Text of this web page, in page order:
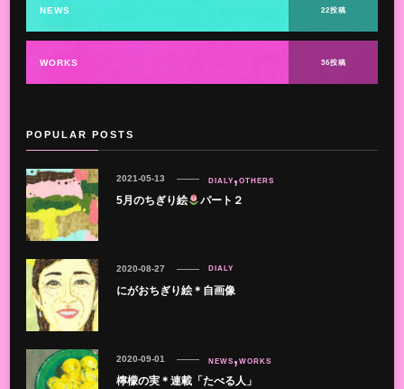
NEWS 22投稿
WORKS 36投稿
POPULAR POSTS
DIALY OTHERS
5月のちぎり絵 パート２
2021-05-13
DIALY
にがおちぎり絵＊自画像
2020-08-27
NEWS WORKS
檸檬の実＊連載「たべる人」
2020-09-01